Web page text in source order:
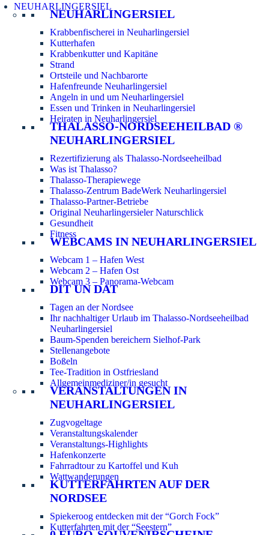
NEUHARLINGERSIEL
NEUHARLINGERSIEL
Krabbenfischerei in Neuharlingersiel
Kutterhafen
Krabbenkutter und Kapitäne
Strand
Ortsteile und Nachbarorte
Hafenfreunde Neuharlingersiel
Angeln in und um Neuharlingersiel
Essen und Trinken in Neuharlingersiel
Heiraten in Neuharlingersiel
THALASSO-NORDSEEHEILBAD ®
NEUHARLINGERSIEL
Rezertifizierung als Thalasso-Nordseeheilbad
Was ist Thalasso?
Thalasso-Therapiewege
Thalasso-Zentrum BadeWerk Neuharlingersiel
Thalasso-Partner-Betriebe
Original Neuharlingersieler Naturschlick
Gesundheit
Fitness
WEBCAMS IN NEUHARLINGERSIEL
Webcam 1 – Hafen West
Webcam 2 – Hafen Ost
Webcam 3 – Panorama-Webcam
DIT UN DAT
Tagen an der Nordsee
Ihr nachhaltiger Urlaub im Thalasso-Nordseeheilbad
Neuharlingersiel
Baum-Spenden bereichern Sielhof-Park
Stellenangebote
Boßeln
Tee-Tradition in Ostfriesland
Allgemeinmediziner/in gesucht
VERANSTALTUNGEN IN
NEUHARLINGERSIEL
Zugvogeltage
Veranstaltungskalender
Veranstaltungs-Highlights
Hafenkonzerte
Fahrradtour zu Kartoffel und Kuh
Wattwanderungen
KUTTERFAHRTEN AUF DER
NORDSEE
Spiekeroog entdecken mit der “Gorch Fock”
Kutterfahrten mit der “Seestern”